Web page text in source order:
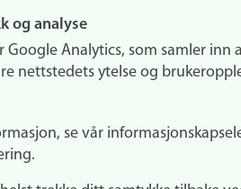
og analyse
Google Analytics, som samler inn
nettstedets ytelse og
se vår